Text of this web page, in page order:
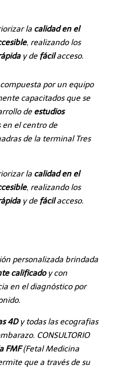
la calidad en el
, realizando los
y de fácilacceso.
por un equipo
capacitados que se
de estudios
en el centro de
de la terminal Tres
la calidad en el
, realizando los
y de fácilacceso.
personalizada brindada
calificado y con
en el diagnóstico por
4D y todas lasecografias
CONSULTORIO
FMF(Fetal Medicina
que a través de su